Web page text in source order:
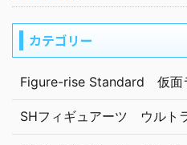
カテゴリー
Figure-rise Standard 仮面
SHフィギュアーツ ウルト